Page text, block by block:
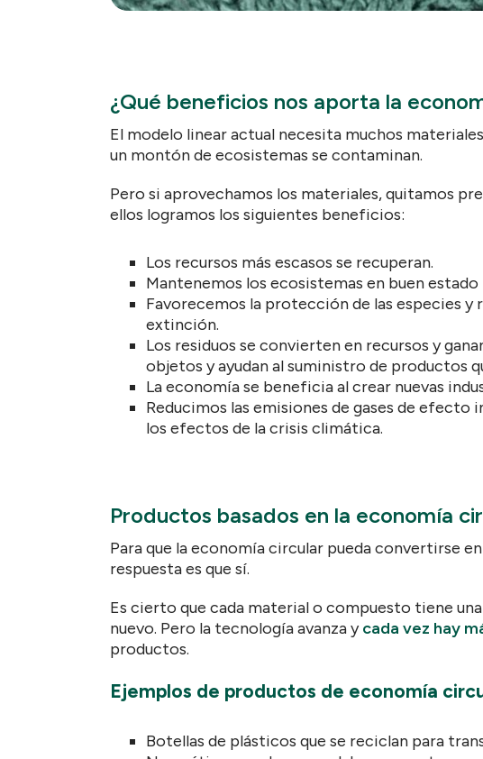
¿Qué beneficios nos aporta la
El modelo linear actual necesita muchos
un montón de ecosistemas se contaminan.
Pero si aprovechamos los materiales, quitamos
ellos logramos los siguientes beneficios:
Los recursos más escasos se recuperan.
Mantenemos los ecosistemas en buen
Favorecemos la protección de las especies y
extinción.
Los residuos se convierten en recursos y
objetos y ayudan al suministro de productos
La economía se beneficia al crear nuevas
Reducimos las emisiones de gases de
los efectos de la crisis climática.
Productos basados en la economía
Para que la economía circular pueda convertirse
respuesta es que sí.
Es cierto que cada material o compuesto tiene
nuevo. Pero la tecnología avanza ycada vez hay
productos.
Ejemplos de productos de economía
Botellas de plásticos que se reciclan para